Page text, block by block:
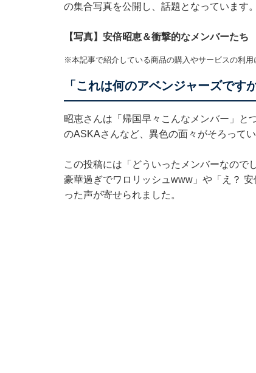
の集合写真を公開し、話題となっています。
【写真】安倍昭恵＆衝撃的なメンバーたち
※本記事で紹介している商品の購入やサービスの利
「これは何のアベンジャーズですか
昭恵さんは「帰国早々こんなメンバー」と
のASKAさんなど、異色の面々がそろって
この投稿には「どういったメンバーなので
豪華過ぎでワロリッシュwww」や「え？
った声が寄せられました。